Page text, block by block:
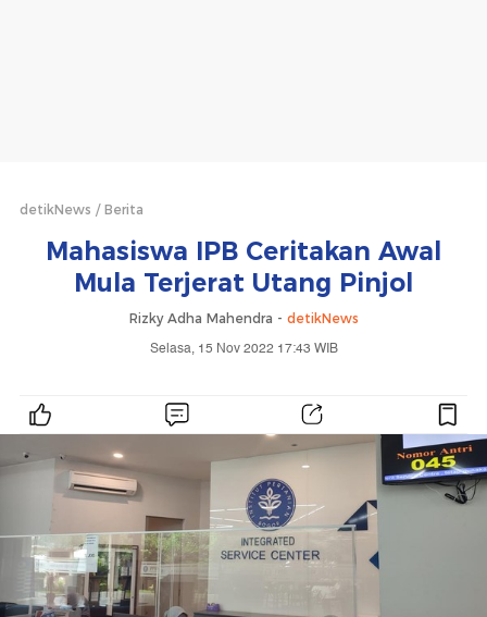
detikNews Berita
Mahasiswa IPB Ceritakan Awal
Mula Terjerat Utang Pinjol
Rizky Adha Mahendra - detikNews
Selasa, 15 Nov 2022 17:43 WIB